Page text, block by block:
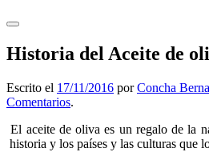
Historia del Aceite de
Escrito el 17/11/2016 porConcha
Comentarios.
El aceite de oliva es un regalo de la
historia y los países y las culturas que